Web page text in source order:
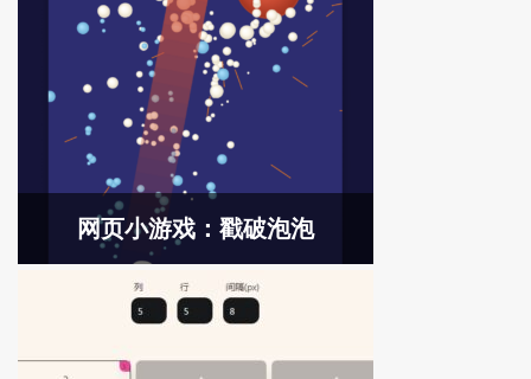
网页小游戏：戳破泡泡